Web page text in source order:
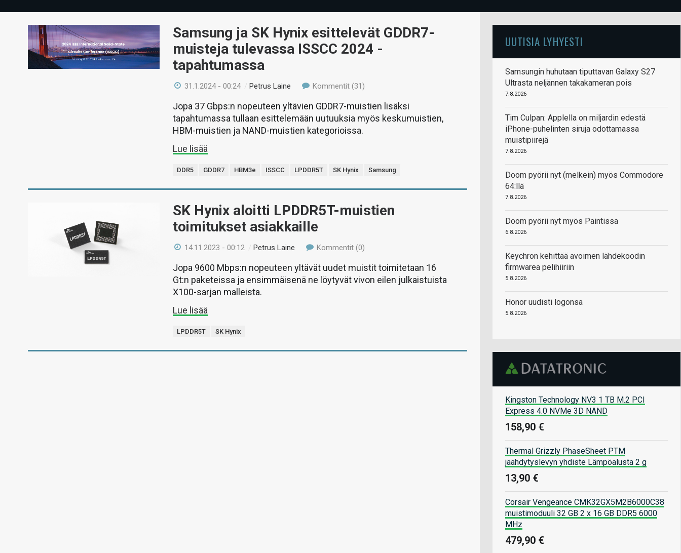
Samsung ja SK Hynix esittelevät GDDR7-
muisteja tulevassa ISSCC 2024 -
tapahtumassa
31.1.2024 - 00:24 /Petrus Laine Kommentit (31)
Jopa 37 Gbps:n nopeuteen yltävien GDDR7-muistien lisäksi
tapahtumassa tullaan esittelemään uutuuksia myös keskumuistien,
HBM-muistien ja NAND-muistien kategorioissa.
Lue lisää
DDR5 GDDR7 HBM3e ISSCC LPDDR5T SK Hynix Samsung
SK Hynix aloitti LPDDR5T-muistien
toimitukset asiakkaille
14.11.2023 - 00:12 /Petrus Laine Kommentit (0)
Jopa 9600 Mbps:n nopeuteen yltävät uudet muistit toimitetaan 16
Gt:n paketeissa ja ensimmäisenä ne löytyvät vivon eilen julkaistuista
X100-sarjan malleista.
Lue lisää
LPDDR5T SK Hynix
UUTISIA LYHYESTI
Samsungin huhutaan tiputtavan Galaxy S27
Ultrasta neljännen takakameran pois
7.8.2026
Tim Culpan: Applella on miljardin edestä
iPhone-puhelinten siruja odottamassa
muistipiirejä
7.8.2026
Doom pyörii nyt (melkein) myös Commodore
64:llä
7.8.2026
Doom pyörii nyt myös Paintissa
6.8.2026
Keychron kehittää avoimen lähdekoodin
firmwarea pelihiiriin
5.8.2026
Honor uudisti logonsa
5.8.2026
Kingston Technology NV3 1 TB M.2 PCI
Express 4.0 NVMe 3D NAND
158,90 €
Thermal Grizzly PhaseSheet PTM
jäähdytyslevyn yhdiste Lämpöalusta 2 g
13,90 €
Corsair Vengeance CMK32GX5M2B6000C38
muistimoduuli 32 GB 2 x 16 GB DDR5 6000
MHz
479,90 €